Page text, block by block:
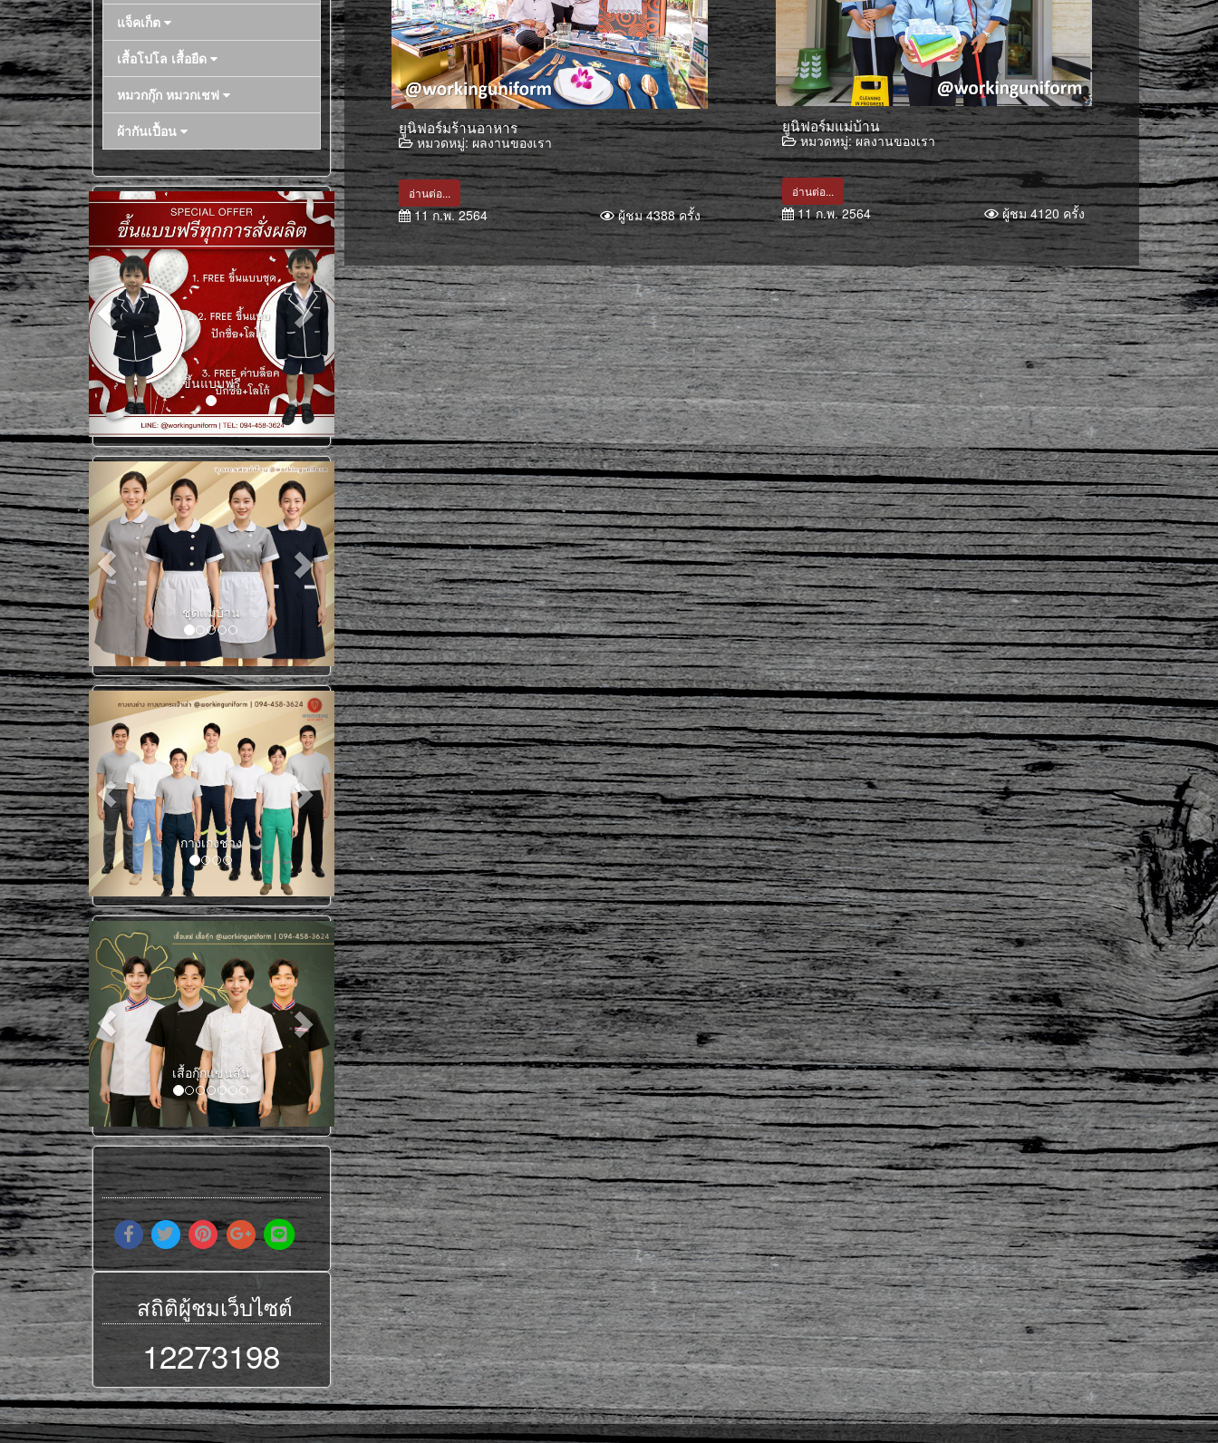
แจ็คเก็ต
เสื้อโปโล เสื้อยืด
หมวกกุ๊ก หมวกเชฟ
ผ้ากันเปื้อน
ขึ้นแบบฟรี
เสื้อแม่บ้าน
เสื้อช็อปแขนสั้น
เสื้อกุ๊กแขนยาว
สถิติผู้ชมเว็บไซต์
12273198
ยูนิฟอร์มร้านอาหาร
หมวดหมู่: ผลงานของเรา
อ่านต่อ...
11 ก.พ. 2564 ผู้ชม 4388 ครั้ง
ยูนิฟอร์มแม่บ้าน
หมวดหมู่:ผลงานของเรา
อ่านต่อ...
11 ก.พ. 2564 ผู้ชม 4120 ครั้ง